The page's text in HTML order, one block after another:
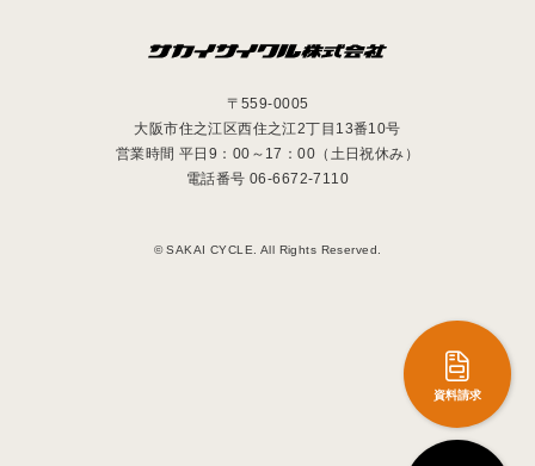
〒559-0005
大阪市住之江区西住之江2丁目13番10号
営業時間 平日9：00～17：00（土日祝休み）
電話番号 06-6672-7110
© SAKAI CYCLE. All Rights Reserved.
資料請求